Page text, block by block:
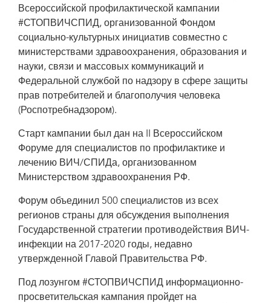
From left: Anna Popova, Svetlana Medvedeva, Veronika Skvortsova. Credit:
Foundation for Social and Cultural Initiatives
Всероссийской профилактической кампании
#СТОПВИЧСПИД, организованной Фондом
социально-культурных инициатив совместно с
министерствами здравоохранения, образования и
науки, связи и массовых коммуникаций и
Федеральной службой по надзору в сфере защиты
прав потребителей и благополучия человека
(Роспотребнадзором).
Старт кампании был дан на II Всероссийском
Форуме для специалистов по профилактике и
лечению ВИЧ/СПИДа, организованном
Министерством здравоохранения РФ.
Форум объединил 500 специалистов из всех
регионов страны для обсуждения выполнения
Государственной стратегии противодействия ВИЧ-
инфекции на 2017-2020 годы, недавно
утвержденной Главой Правительства РФ.
Под лозунгом #СТОПВИЧСПИД информационно-
просветительская кампания пройдет на